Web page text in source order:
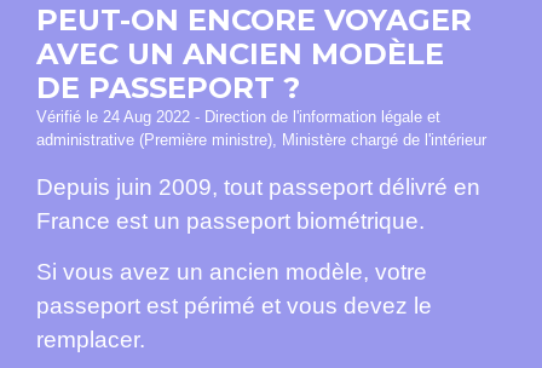
PEUT-ON ENCORE VOYAGER
AVEC UN ANCIEN MODÈLE
DE PASSEPORT ?
Vérifié le 24 Aug 2022 - Direction de l'information légale et
administrative (Première ministre), Ministère chargé de l'intérieur
Depuis juin 2009, tout passeport délivré en
France est un passeport biométrique.
Si vous avez un ancien modèle, votre
passeport est périmé et vous devez le
remplacer.